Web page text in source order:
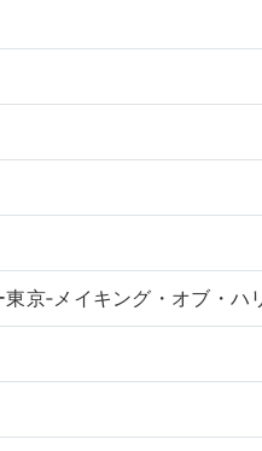
京‐メイキング・オブ・ハ